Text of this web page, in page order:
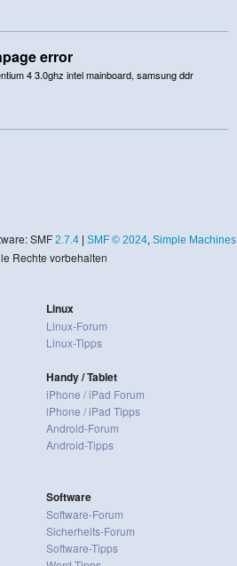
error
4 3.0ghz intel mainboard, samsung ddr
SMF 2.7.4| SMF © 2024, Simple Machines
Rechte vorbehalten
Linux
Linux-Forum
Linux-Tipps
Handy / Tablet
iPhone / iPad Forum
iPhone / iPad Tipps
Android-Forum
Android-Tipps
Software
Software-Forum
Sicherheits-Forum
Software-Tipps